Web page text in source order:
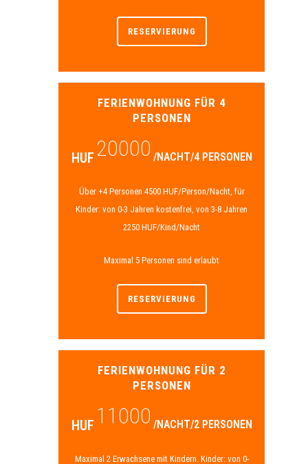
RESERVIERUNG
FERIENWOHNUNG FÜR 4
PERSONEN
HUF 20000 /NACHT/4 PERSONEN
Über +4 Personen 4500 HUF/Person/Nacht, für
Kinder: von 0-3 Jahren kostenfrei, von 3-8 Jahren
2250 HUF/Kind/Nacht
Maximal 5 Personen sind erlaubt
RESERVIERUNG
FERIENWOHNUNG FÜR 2
PERSONEN
HUF 11000 /NACHT/2 PERSONEN
Maximal 2 Erwachsene mit Kindern. Kinder: von 0-